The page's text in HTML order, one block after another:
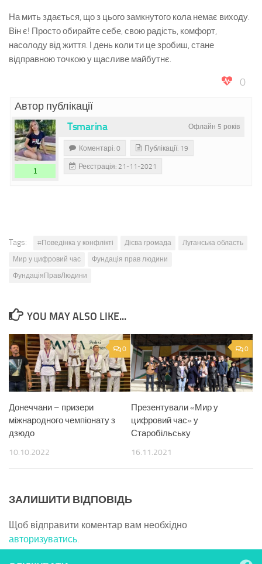
На мить здається, що з цього замкнутого кола немає виходу.
Він є! Просто обирайте себе, свою радість, комфорт,
насолоду від життя. І день коли ти це зробиш, стане
відправною точкою у щасливе майбутнє.
0
Автор публікації
Офлайн 5 років
Tsmarina
1
Коментарі: 0 Публікації: 19
Реєстрація: 21-11-2021
Tags: #Поведінка у конфлікті Дієва громада
Луганська область
Мир у цифровий час
Фундація прав людини
ФундаціяПравЛюдини
YOU MAY ALSO LIKE...
0
Донеччани – призери
міжнародного чемпіонату з
дзюдо
10.10.2022
0
Презентували «Мир у
цифровий час» у
Старобільську
16.11.2021
ЗАЛИШИТИ ВІДПОВІДЬ
Щоб відправити коментар вам необхідно
авторизуватись.